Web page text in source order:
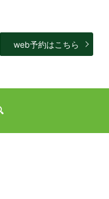
search
web予約はこちら